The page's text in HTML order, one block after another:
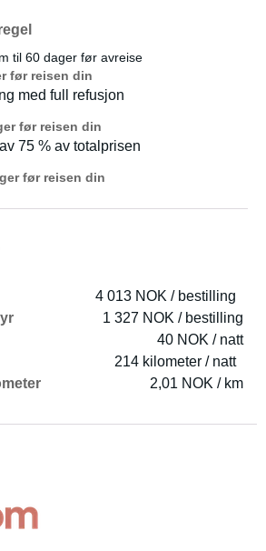
til 60 dager før avreise
før reisen din
med full refusjon
før reisen din
75 % av totalprisen
før reisen din
4 013 NOK / bestilling
1 327 NOK / bestilling
40 NOK / natt
214 kilometer / natt
2,01 NOK / km